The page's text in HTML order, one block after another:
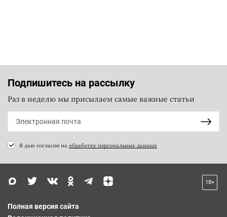
Подпишитесь на рассылку
Раз в неделю мы присылаем самые важные статьи
Я даю согласие на обработку персональных данных
18+
Полная версия сайта